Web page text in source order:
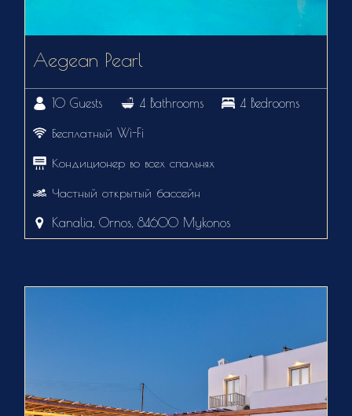
Aegean Pearl
10 Guests 4 Bathrooms 4 Bedrooms
Бесплатный Wi-Fi
Кондиционер во всех спальнях
Частный открытый бассейн
Kanalia, Ornos, 84600 Mykonos